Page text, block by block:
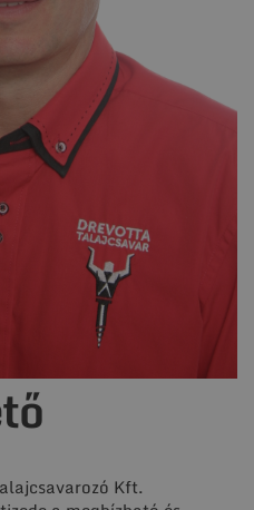
Kft.